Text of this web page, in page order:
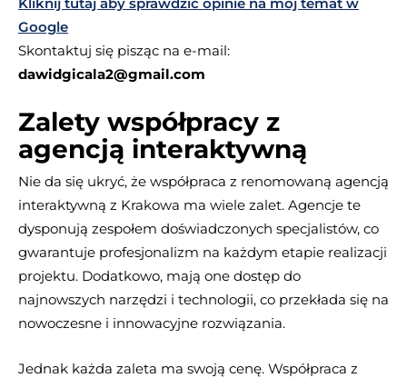
Google
Skontaktuj się pisząc na e-mail:
dawidgicala2@gmail.com
Zalety współpracy z
agencją interaktywną
Nie da się ukryć, że współpraca z renomowaną agencją
interaktywną z Krakowa ma wiele zalet. Agencje te
dysponują zespołem doświadczonych specjalistów, co
gwarantuje profesjonalizm na każdym etapie realizacji
projektu. Dodatkowo, mają one dostęp do
najnowszych narzędzi i technologii, co przekłada się na
nowoczesne i innowacyjne rozwiązania.
Jednak każda zaleta ma swoją cenę. Współpraca z